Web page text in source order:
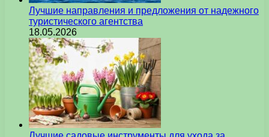
Лучшие направления и предложения от надежного
туристического агентства
18.05.2026